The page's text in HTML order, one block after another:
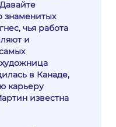
знаменитых
чья работа
и
в Канаде,
карьеру
известна